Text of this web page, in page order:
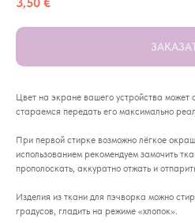
Цвет на экране вашего устройства может
стараемся передать его максимально
При первой стирке возможно лёгкое
использованием рекомендуем замочить
прополоскать, аккуратно отжать и
Изделия из ткани для пэчворка можно
градусов, гладить на режиме «хлопок».